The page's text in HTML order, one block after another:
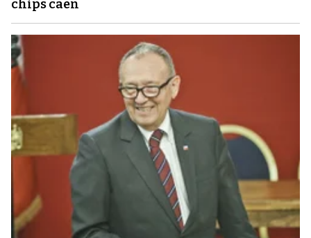
chips caen